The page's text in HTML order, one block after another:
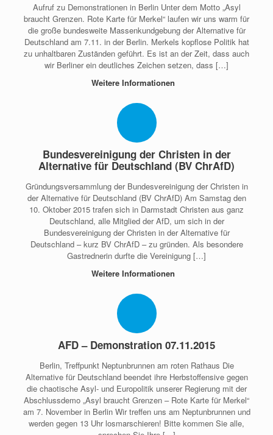
Aufruf zu Demonstrationen in Berlin Unter dem Motto „Asyl
braucht Grenzen. Rote Karte für Merkel“ laufen wir uns warm für
die große bundesweite Massenkundgebung der Alternative für
Deutschland am 7.11. in der Berlin. Merkels kopflose Politik hat
zu unhaltbaren Zuständen geführt. Es ist an der Zeit, dass auch
wir Berliner ein deutliches Zeichen setzen, dass […]
Weitere Informationen
Bundesvereinigung der Christen in der
Alternative für Deutschland (BV ChrAfD)
Gründungsversammlung der Bundesvereinigung der Christen in
der Alternative für Deutschland (BV ChrAfD) Am Samstag den
10. Oktober 2015 trafen sich in Darmstadt Christen aus ganz
Deutschland, alle Mitglied der AfD, um sich in der
Bundesvereinigung der Christen in der Alternative für
Deutschland – kurz BV ChrAfD – zu gründen. Als besondere
Gastrednerin durfte die Vereinigung […]
Weitere Informationen
AFD – Demonstration 07.11.2015
Berlin, Treffpunkt Neptunbrunnen am roten Rathaus Die
Alternative für Deutschland beendet ihre Herbstoffensive gegen
die chaotische Asyl- und Europolitik unserer Regierung mit der
Abschlussdemo „Asyl braucht Grenzen – Rote Karte für Merkel“
am 7. November in Berlin Wir treffen uns am Neptunbrunnen und
werden gegen 13 Uhr losmarschieren! Bitte kommen Sie alle,